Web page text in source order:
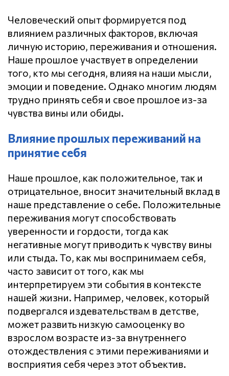
Человеческий опыт формируется под
влиянием различных факторов, включая
личную историю, переживания и отношения.
Наше прошлое участвует в определении
того, кто мы сегодня, влияя на наши мысли,
эмоции и поведение. Однако многим людям
трудно принять себя и свое прошлое из-за
чувства вины или обиды.
Влияние прошлых переживаний на
принятие себя
Наше прошлое, как положительное, так и
отрицательное, вносит значительный вклад в
наше представление о себе. Положительные
переживания могут способствовать
уверенности и гордости, тогда как
негативные могут приводить к чувству вины
или стыда. То, как мы воспринимаем себя,
часто зависит от того, как мы
интерпретируем эти события в контексте
нашей жизни. Например, человек, который
подвергался издевательствам в детстве,
может развить низкую самооценку во
взрослом возрасте из-за внутреннего
отождествления с этими переживаниями и
восприятия себя через этот объектив.